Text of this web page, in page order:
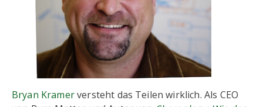
Bryan Kramerversteht das Teilen wirklich. Als CEO